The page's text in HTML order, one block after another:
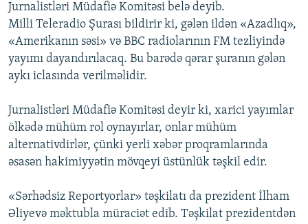
Jurnalistləri Müdafiə Komitəsi belə deyib.
Milli Teleradio Şurası bildirir ki, gələn ildən «Azadlıq»,
«Amerikanın səsi» və BBC radiolarının FM tezliyində
yayımı dayandırılacaq. Bu barədə qərar şuranın gələn
aykı iclasında verilməlidir.
Jurnalistləri Müdafiə Komitəsi deyir ki, xarici yayımlar
ölkədə mühüm rol oynayırlar, onlar mühüm
alternativdirlər, çünki yerli xəbər proqramlarında
əsasən hakimiyyətin mövqeyi üstünlük təşkil edir.
«Sərhədsiz Reportyorlar» təşkilatı da prezident İlham
Əliyevə məktubla müraciət edib. Təşkilat prezidentdən